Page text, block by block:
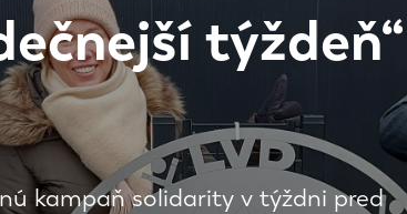
týždeň“
kampaň solidarity v týždni pred